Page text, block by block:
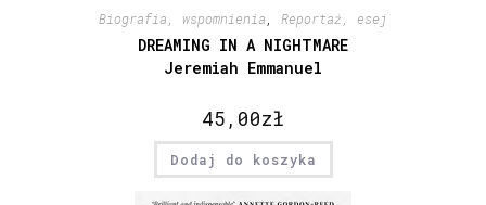
Biografia, wspomnienia Reportaż, esej
DREAMING IN A NIGHTMARE
Jeremiah Emmanuel
45,00zł
Dodaj do koszyka